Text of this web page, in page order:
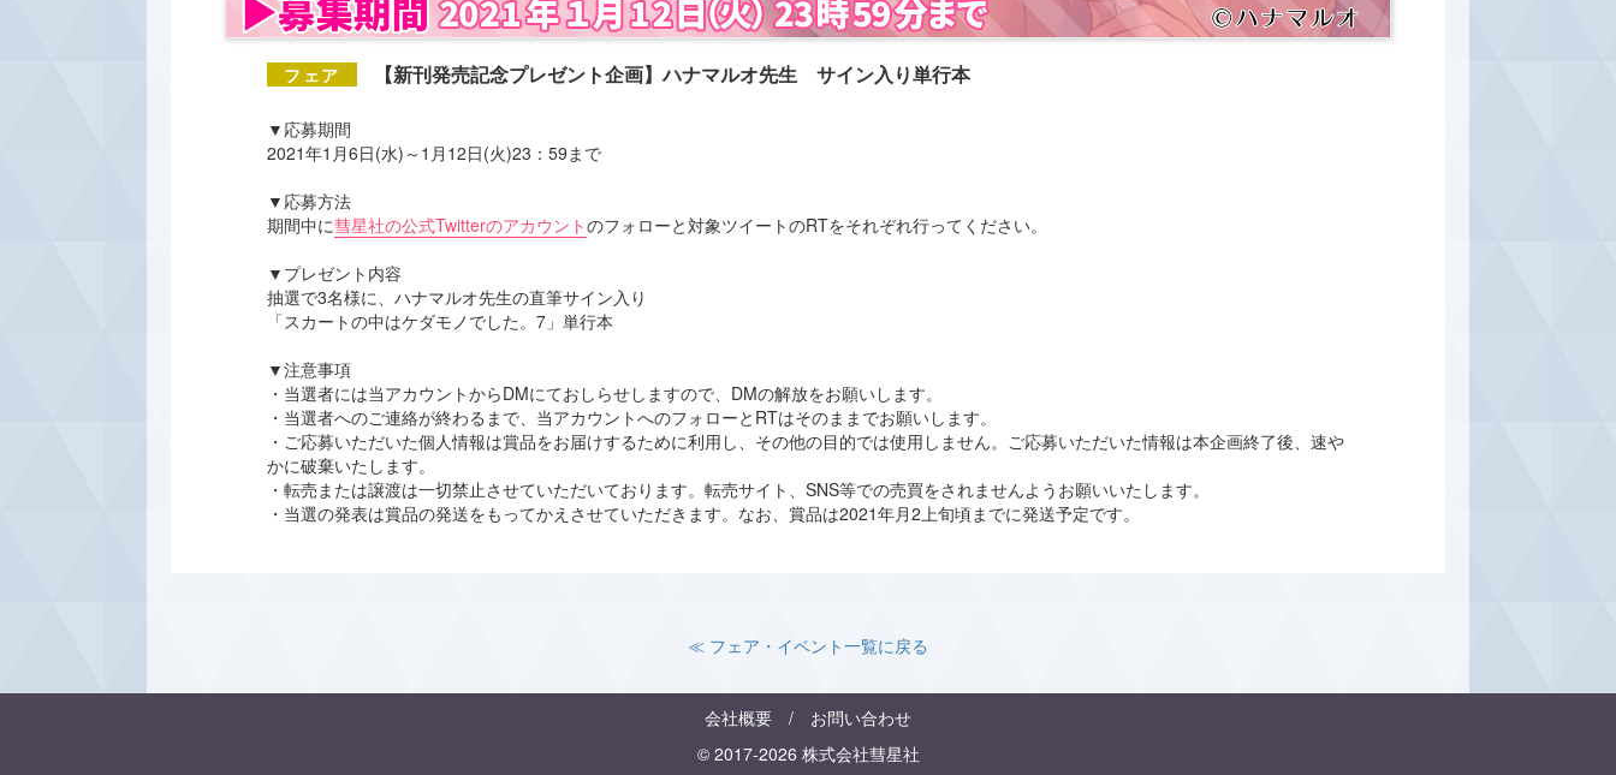
【新刊発売記念プレゼント企画】ハナマルオ先生 サイン入り単行本
▼応募期間
2021年1月6日(水)～1月12日(火)23：59まで
▼応募方法
期間中に彗星社の公式Twitterのアカウントのフォローと対象ツイートのRTをそれぞれ行ってください。
▼プレゼント内容
抽選で3名様に、ハナマルオ先生の直筆サイン入り
「スカートの中はケダモノでした。7」単行本
▼注意事項
・当選者には当アカウントからDMにておしらせしますので、DMの解放をお願いします。
・当選者へのご連絡が終わるまで、当アカウントへのフォローとRTはそのままでお願いします。
・ご応募いただいた個人情報は賞品をお届けするために利用し、その他の目的では使用しません。ご応募いただいた情報は本企画終了後、速や
かに破棄いたします。
・転売または譲渡は一切禁止させていただいております。転売サイト、SNS等での売買をされませんようお願いいたします。
・当選の発表は賞品の発送をもってかえさせていただきます。なお、賞品は2021年月2上旬頃までに発送予定です。
≪ フェア・イベント一覧に戻る
会社概要 / お問い合わせ
© 2017-2026 株式会社彗星社